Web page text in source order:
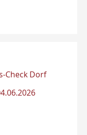
Check Dorf